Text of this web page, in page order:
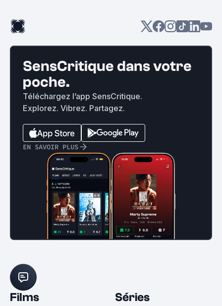
SensCritique dans votre
poche.
Téléchargez l’app SensCritique.
Explorez. Vibrez. Partagez.
EN SAVOIR PLUS
Films Séries